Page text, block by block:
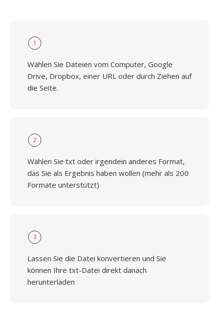
1
Wählen Sie Dateien vom Computer, Google
Drive, Dropbox, einer URL oder durch Ziehen auf
die Seite.
2
Wählen Sie txt oder irgendein anderes Format,
das Sie als Ergebnis haben wollen (mehr als 200
Formate unterstützt)
3
Lassen Sie die Datei konvertieren und Sie
können Ihre txt-Datei direkt danach
herunterladen